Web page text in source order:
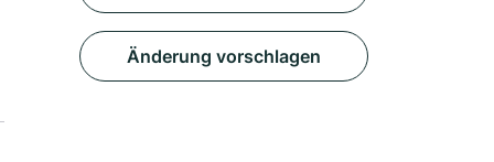
Änderung vorschlagen